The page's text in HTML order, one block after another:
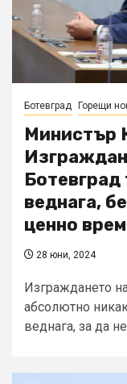
Ботевград Горещи
Министър
веднага,
ценно
28 юни, 2024
Изграждането
абсолютно
веднага, за да